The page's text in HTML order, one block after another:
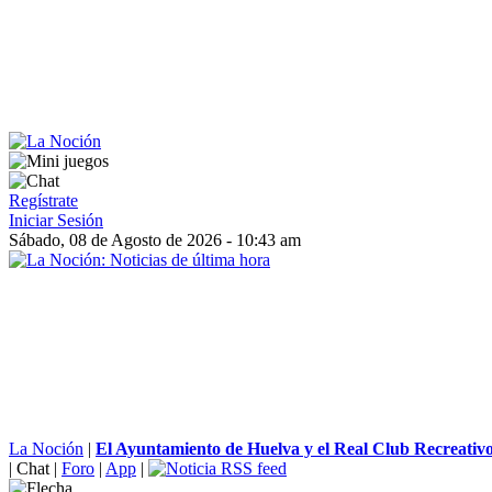
Regístrate
Iniciar Sesión
Sábado, 08 de Agosto de 2026 - 10:43 am
La Noción | El Ayuntamiento de Huelva y el Real Club
| Chat | Foro | App |